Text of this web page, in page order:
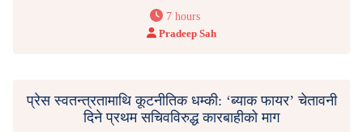
7 hours
Pradeep Sah
प्रेस स्वतन्त्रतामाथि कूटनीतिक धम्की: ‘ब्याक फायर’ चेतावनी
दिने प्रथम सचिवविरुद्ध कारबाहीको माग